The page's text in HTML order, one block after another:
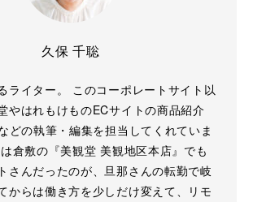
久保 千聡
ライター。 このコーポレートサイト以
やはれもけものECサイトの商品紹介
どの執筆・編集を担当してくれていま
倉敷の『美観堂 美観地区本店』でも
さんだったのが、旦那さんの転勤で岐
からは働き方を少しだけ変えて、リモ